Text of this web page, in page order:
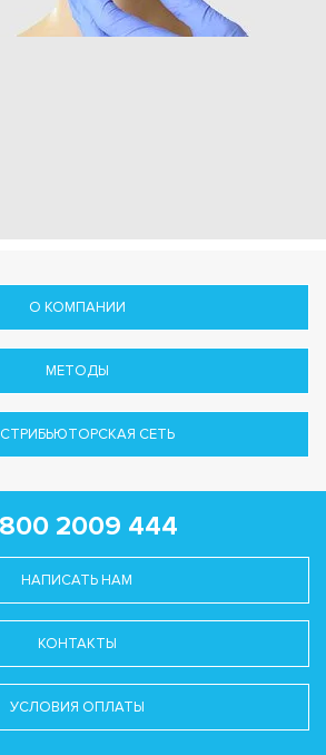
О КОМПАНИИ
МЕТОДЫ
СЕТЬ
2009 444
НАПИСАТЬ НАМ
КОНТАКТЫ
УСЛОВИЯ ОПЛАТЫ